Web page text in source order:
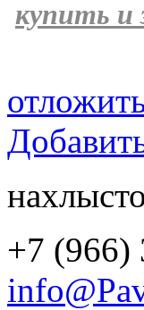
купить и
+7 (966)